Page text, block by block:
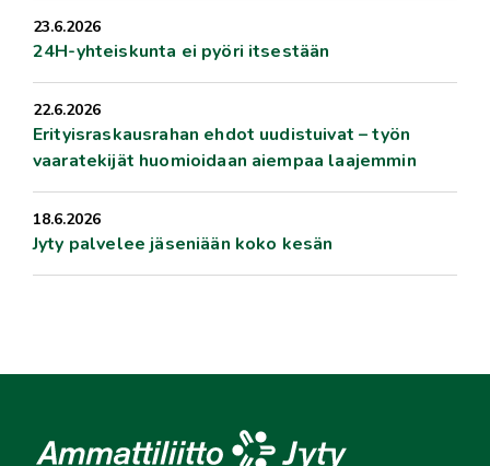
23.6.2026
24H-yhteiskunta ei pyöri itsestään
22.6.2026
Erityisraskausrahan ehdot uudistuivat – työn
vaaratekijät huomioidaan aiempaa laajemmin
18.6.2026
Jyty palvelee jäseniään koko kesän